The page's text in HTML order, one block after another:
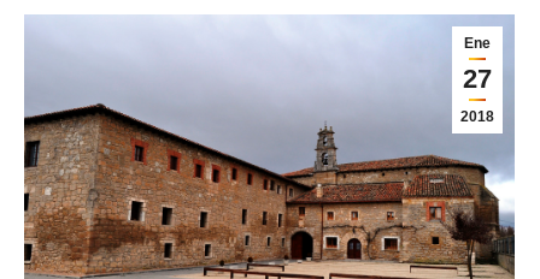
Ene
27
2018